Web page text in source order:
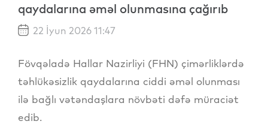
qaydalarına əməl olunmasına çağırıb
22 İyun 2026 11:47
Fövqəladə Hallar Nazirliyi (FHN) çimərliklərdə
təhlükəsizlik qaydalarına ciddi əməl olunması
ilə bağlı vətəndaşlara növbəti dəfə müraciət
edib.